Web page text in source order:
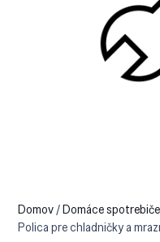
Domov/Domáce
Polica pre chladničky a